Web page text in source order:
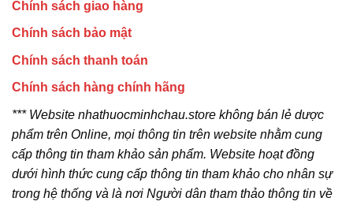
Chính sách giao hàng
Chính sách bảo mật
Chính sách thanh toán
Chính sách hàng chính hãng
*** Website nhathuocminhchau.store không bán lẻ dược
phẩm trên Online, mọi thông tin trên website nhằm cung
cấp thông tin tham khảo sản phẩm. Website hoạt đồng
dưới hình thức cung cấp thông tin tham khảo cho nhân sự
trong hệ thống và là nơi Người dân tham thảo thông tin về